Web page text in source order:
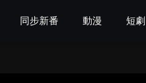
同步新番 動漫 短劇